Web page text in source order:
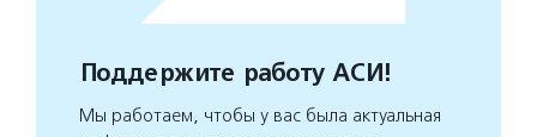
Поддержите работу АСИ!
Мы работаем, чтобы у вас была актуальная